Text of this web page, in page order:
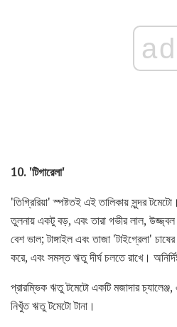
ad
10. 'টিগারেলা'
'তিগ্রিরিয়া' স্পষ্টতই এই তালিকায় সুন্দর
তুলনায় একটু বড়, এবং তারা গভীর লাল, উজ্জ্বল
বেশ ভাল; টাঙ্গাইল এবং তাজা 'টাইগ্রেলা'
করে, এবং সমস্ত ঋতু দীর্ঘ চলতে রাখে।
প্রারম্ভিক ঋতু টমেটো একটি মজাদার
নিখুঁত ঋতু টমেটো টানা।